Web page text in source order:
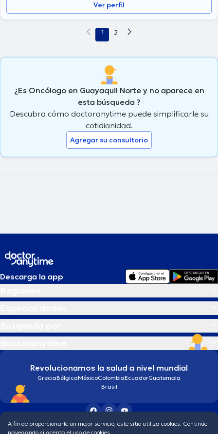
Ver perfil
1 2
¿Es Oncólogo en Guayaquil Norte y no aparece en
esta búsqueda ?
Descubra cómo doctoranytime puede simplificarle su
cotidianidad.
Agregar su consultorio
Descarga la app
Revolucionamos la salud a nivel mundial
GreciaBélgicaMéxicoColombiaEcuadorGuatemala
Brasil
Condiciones generales Política de protección de los datos personales
A fin de proporcionarle un mejor servicio, este sitio utiliza cookies. Continúe
navegando si acepta el uso de cookies.